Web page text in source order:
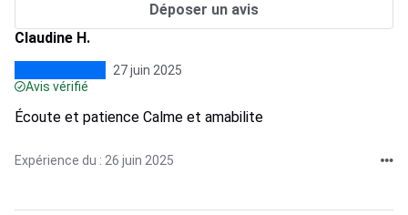
Déposer un avis
Claudine H.
27 juin 2025
Avis vérifié
Écoute et patience Calme et amabilite
Expérience du : 26 juin 2025